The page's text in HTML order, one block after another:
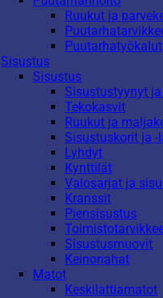
Ruukut ja
Puutarhatyökalut
Sisustus
Sisustus
Sisustustyynyt
Tekokasvit
Ruukut ja
Sisustuskorit ja -
Lyhdyt
Kynttilät
Valosarjat ja
Kranssit
Piensisustus
Sisustusmuovit
Keinonahat
Matot
Keskilattiamatot